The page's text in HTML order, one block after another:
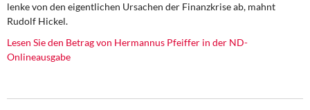
Steuer- und Finanzpolitik
Öffentliche Infrastruktur und Daseinsvorsorge
lenke von den eigentlichen Ursachen der Finanzkrise ab, mahnt
Rudolf Hickel.
Lesen Sie den Betrag von Hermannus Pfeiffer in der ND-
Onlineausgabe